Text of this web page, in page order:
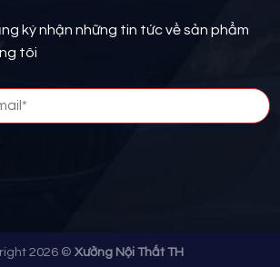
ký nhận những tin tức về sản phẩm
tôi
2026 © Xưởng Nội Thất TH